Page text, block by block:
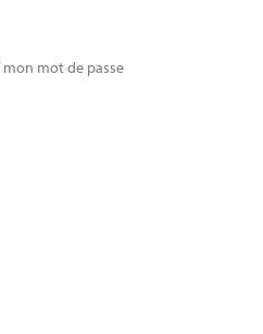
mot de passe